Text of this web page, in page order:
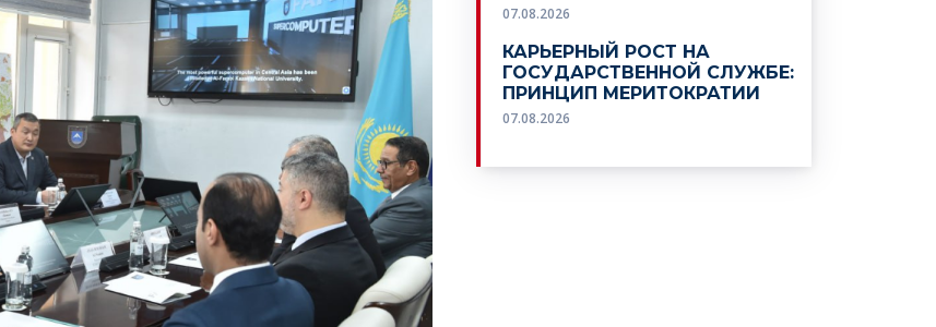
07.08.2026
КАРЬЕРНЫЙ РОСТ НА
ГОСУДАРСТВЕННОЙ СЛУЖБЕ:
ПРИНЦИП МЕРИТОКРАТИИ
07.08.2026